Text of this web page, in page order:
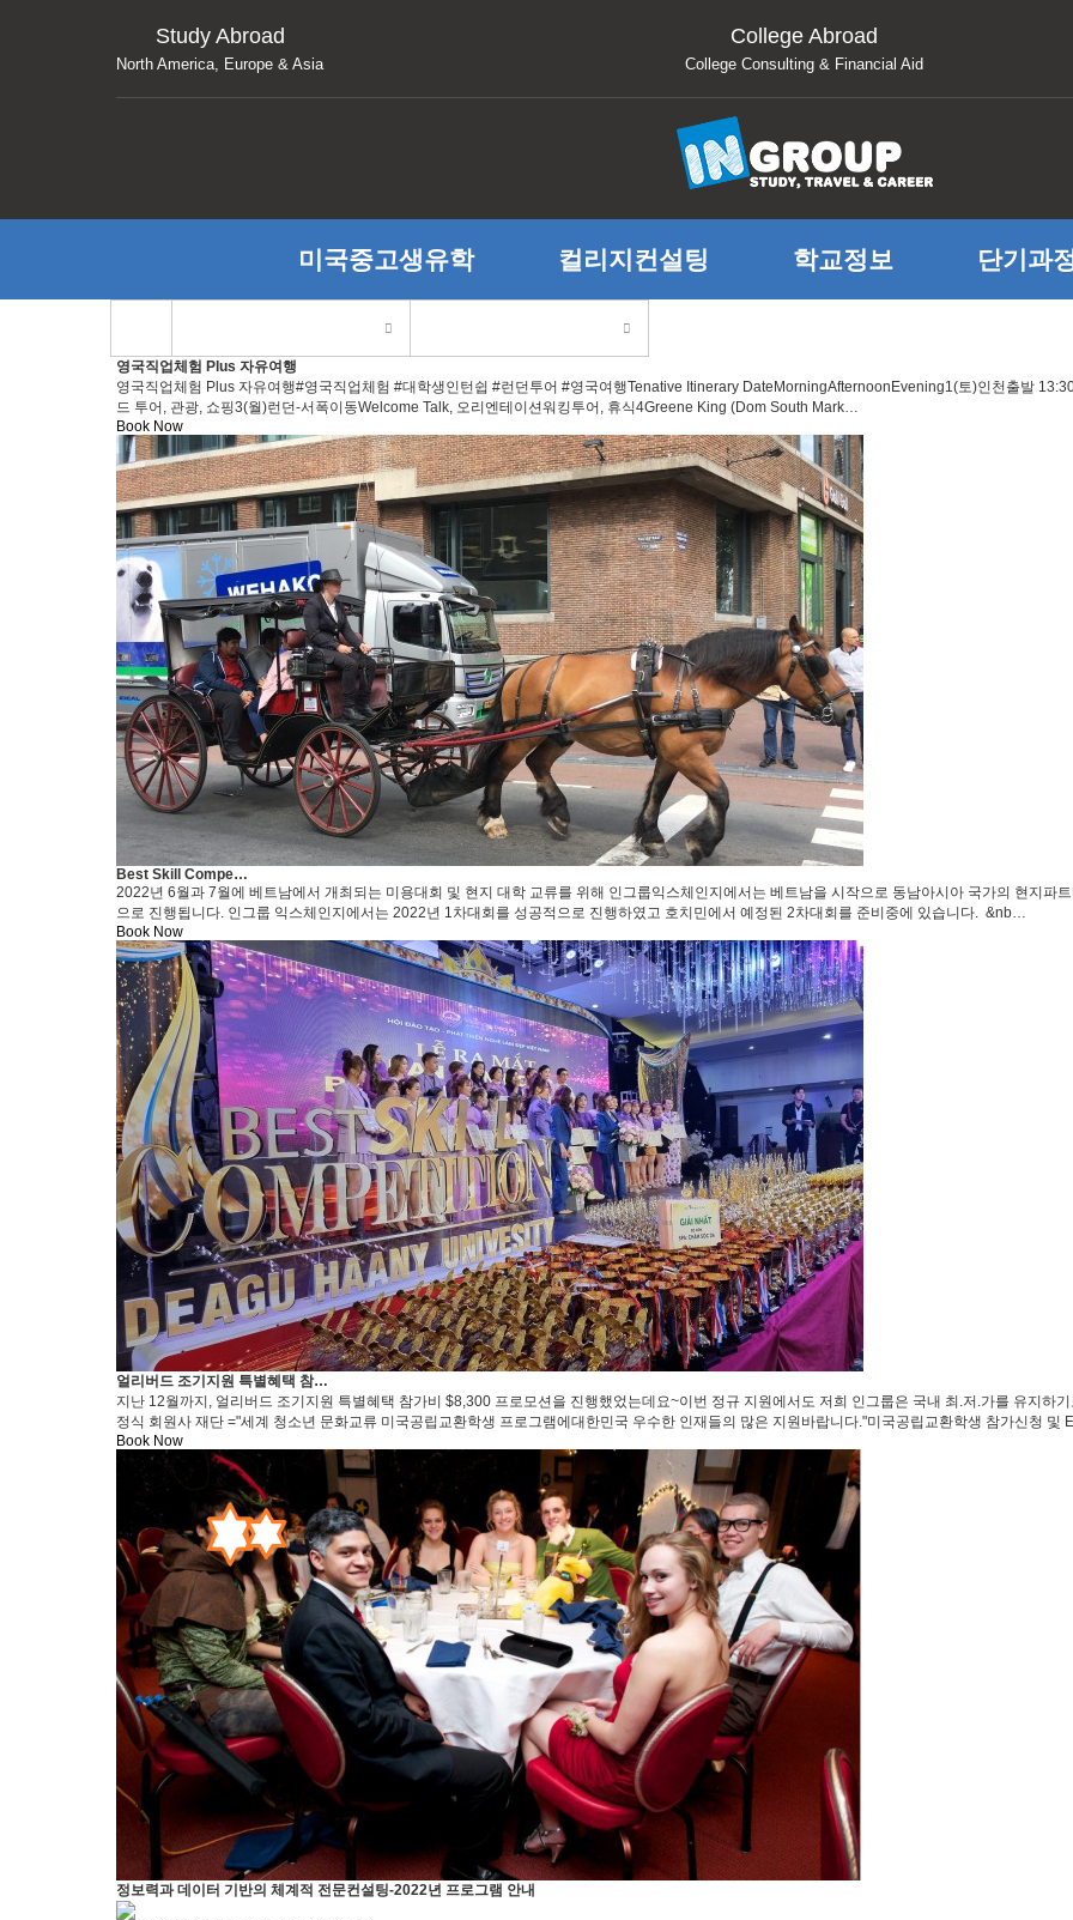
Study Abroad
North America, Europe & Asia
College Abroad
College Consulting & Financial Aid
미국중고생유학 컬리지컨설팅 학교정보 단기과
영국직업체험 Plus 자유여행
영국직업체험 Plus 자유여행#영국직업체험 #대학생인턴쉽 #런던투어 #영국여행Tenative Itinerary DateMorningAfternoonEvening1(토)인천출발
드 투어, 관광, 쇼핑3(월)런던-서폭이동Welcome Talk, 오리엔테이션워킹투어, 휴식4Greene King (Dom South Mark…
Book Now
Best Skill Compe…
2022년 6월과 7월에 베트남에서 개최되는 미용대회 및 현지 대학 교류를 위해 인그룹익스체인지에서는 베트남을 시작으로 동남아시아 국가의 현지파
으로 진행됩니다. 인그룹 익스체인지에서는 2022년 1차대회를 성공적으로 진행하였고 호치민에서 예정된 2차대회를 준비중에 있습니다. &nb…
Book Now
얼리버드 조기지원 특별혜택 참…
지난 12월까지, 얼리버드 조기지원 특별혜택 참가비 $8,300 프로모션을 진행했었는데요~이번 정규 지원에서도 저희 인그룹은 국내 최.저.가를 유지하
정식 회원사 재단 ="세계 청소년 문화교류 미국공립교환학생 프로그램에대한민국 우수한 인재들의 많은 지원바랍니다."​미국공립교환학생 참가신청 및
Book Now
정보력과 데이터 기반의 체계적 전문컨설팅-2022년 프로그램 안내